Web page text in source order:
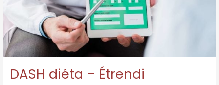
DASH diéta – Étrendi
vérnyomás
ellen